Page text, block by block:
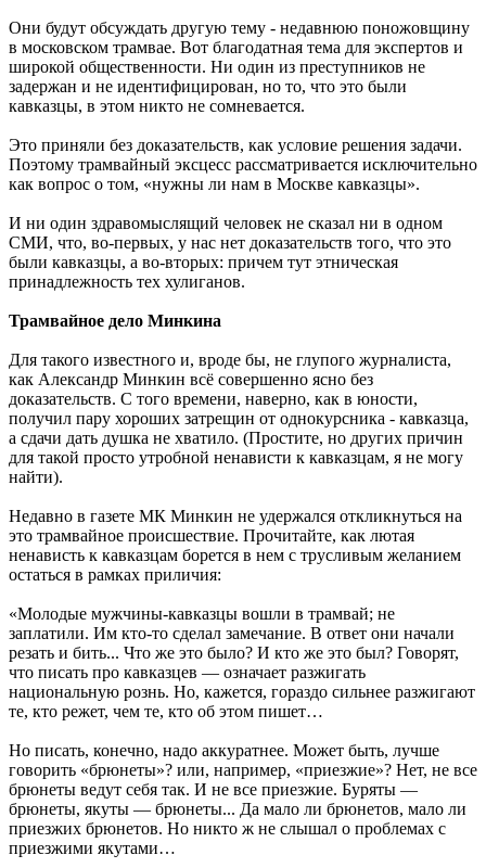
Они будут обсуждать другую тему - недавнюю поножовщину
в московском трамвае. Вот благодатная тема для экспертов и
широкой общественности. Ни один из преступников не
задержан и не идентифицирован, но то, что это были
кавказцы, в этом никто не сомневается.
Это приняли без доказательств, как условие решения задачи.
Поэтому трамвайный эксцесс рассматривается исключительно
как вопрос о том, «нужны ли нам в Москве кавказцы».
И ни один здравомыслящий человек не сказал ни в одном
СМИ, что, во-первых, у нас нет доказательств того, что это
были кавказцы, а во-вторых: причем тут этническая
принадлежность тех хулиганов.
Трамвайное дело Минкина
Для такого известного и, вроде бы, не глупого журналиста,
как Александр Минкин всё совершенно ясно без
доказательств. С того времени, наверно, как в юности,
получил пару хороших затрещин от однокурсника - кавказца,
а сдачи дать душка не хватило. (Простите, но других причин
для такой просто утробной ненависти к кавказцам, я не могу
найти).
Недавно в газете МК Минкин не удержался откликнуться на
это трамвайное происшествие. Прочитайте, как лютая
ненависть к кавказцам борется в нем с трусливым желанием
остаться в рамках приличия:
«Молодые мужчины-кавказцы вошли в трамвай; не
заплатили. Им кто-то сделал замечание. В ответ они начали
резать и бить... Что же это было? И кто же это был? Говорят,
что писать про кавказцев — означает разжигать
национальную рознь. Но, кажется, гораздо сильнее разжигают
те, кто режет, чем те, кто об этом пишет…
Но писать, конечно, надо аккуратнее. Может быть, лучше
говорить «брюнеты»? или, например, «приезжие»? Нет, не все
брюнеты ведут себя так. И не все приезжие. Буряты —
брюнеты, якуты — брюнеты... Да мало ли брюнетов, мало ли
приезжих брюнетов. Но никто ж не слышал о проблемах с
приезжими якутами…